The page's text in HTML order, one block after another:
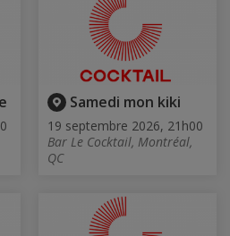
Samedi mon kiki
19 septembre 2026, 21h00
Bar Le Cocktail, Montréal,
QC